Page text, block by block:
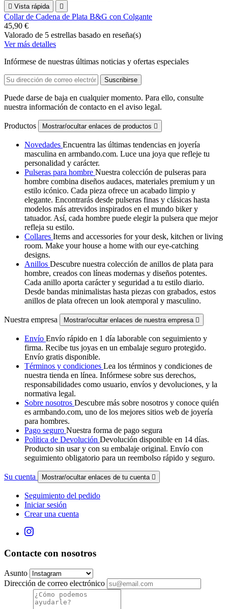
 Vista rápida 
Collar de Cadena de Plata B&G con Colgante
45,90 €
Valorado de 5 estrellas basado en reseña(s)
Ver más detalles
Infórmese de nuestras últimas noticias y ofertas especiales
Puede darse de baja en cualquier momento. Para ello, consulte
nuestra información de contacto en el aviso legal.
Productos Mostrar/ocultar enlaces de productos 
Novedades Encuentra las últimas tendencias en joyería
masculina en armbando.com. Luce una joya que refleje tu
personalidad y carácter.
Pulseras para hombre Nuestra colección de pulseras para
hombre combina diseños audaces, materiales premium y un
estilo icónico. Cada pieza ofrece un acabado limpio y
elegante. Encontrarás desde pulseras finas y clásicas hasta
modelos más atrevidos inspirados en el mundo biker y
tatuador. Así, cada hombre puede elegir la pulsera que mejor
refleja su estilo.
Collares Items and accessories for your desk, kitchen or living
room. Make your house a home with our eye-catching
designs.
Anillos Descubre nuestra colección de anillos de plata para
hombre, creados con líneas modernas y diseños potentes.
Cada anillo aporta carácter y seguridad a tu estilo diario.
Desde bandas minimalistas hasta piezas con grabados, estos
anillos de plata ofrecen un look atemporal y masculino.
Nuestra empresa Mostrar/ocultar enlaces de nuestra empresa 
Envío Envío rápido en 1 día laborable con seguimiento y
firma. Recibe tus joyas en un embalaje seguro protegido.
Envío gratis disponible.
Términos y condiciones Lea los términos y condiciones de
nuestra tienda en línea. Infórmese sobre sus derechos,
responsabilidades como usuario, envíos y devoluciones, y la
normativa legal.
Sobre nosotros Descubre más sobre nosotros y conoce quién
es armbando.com, uno de los mejores sitios web de joyería
para hombres.
Pago seguro Nuestra forma de pago segura
Política de Devolución Devolución disponible en 14 días.
Producto sin usar y con su embalaje original. Envío con
seguimiento obligatorio para un reembolso rápido y seguro.
Su cuenta Mostrar/ocultar enlaces de tu cuenta 
Seguimiento del pedido
Iniciar sesión
Crear una cuenta
Contacte con nosotros
Asunto
Dirección de correo electrónico